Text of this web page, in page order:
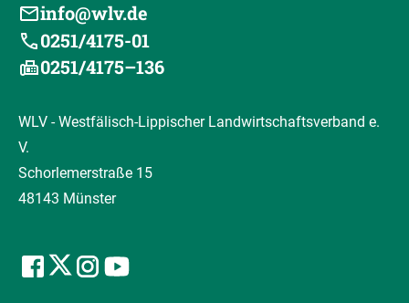
info@wlv.de
0251/4175-01
0251/4175–136
WLV - Westfälisch-Lippischer Landwirtschaftsverband e.
V.
Schorlemerstraße 15
48143 Münster